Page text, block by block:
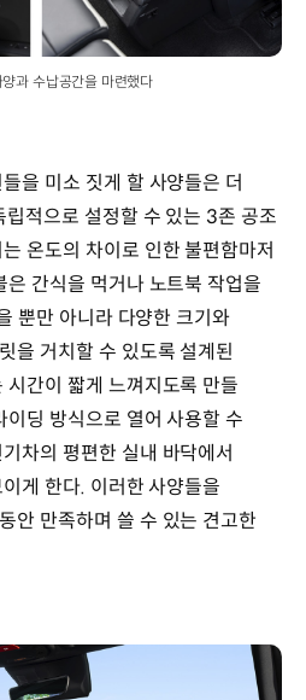
과 수납공간을 마련했다
을 미소 짓게 할 사양들은 더
적으로 설정할 수 있는 3존 공조
온도의 차이로 인한 불편함마저
간식을 먹거나 노트북 작업을
뿐만 아니라 다양한 크기와
을 거치할 수 있도록 설계된
간이 짧게 느껴지도록 만들
딩 방식으로 열어 사용할 수
차의 평편한 실내 바닥에서
게 한다. 이러한 사양들을
안 만족하며 쓸 수 있는 견고한